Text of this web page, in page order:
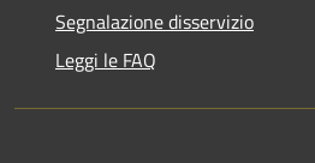
Segnalazione disservizio
Leggi le FAQ